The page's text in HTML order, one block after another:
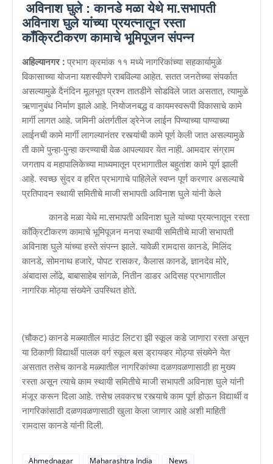
अविनाश घुले : कानडे मळा येथे मा.सभापती
अविनाश घुले यांच्या प्रयत्नातून रस्ता
कॉंक्रिटीकरण कामाचे भूमिपूजन संपन्न
अहिल्यानगर : प्रभाग क्रमांक ११ मध्ये नागरिकांच्या सहकार्यामुळे
विकासाच्या योजना यशस्वीपणे राबविल्या आहेत. सतत जनतेच्या संपर्कात
असल्यामुळे दैनंदिन मूलभूत प्रश्न तातडीने सोडविले जात असतात, त्यामुळे
ऋणानुबंध निर्माण झाले आहे. नियोजनबद्ध व कायमस्वरूपी विकासाचे कामे
मार्गी लागत आहे. जमिनी अंतर्गतील ड्रेनेज लाईन पिण्याच्या पाण्याच्या
लाईनची कामे मार्गी लागल्यानंतर रस्त्यांची कामे पूर्ण केली जात असल्यामुळे
ती कामे पुन्हा-पुन्हा करण्याची वेळ आपल्यावर येत नाही. आमदार संग्राम
जगताप व महापालिकेच्या माध्यमातून प्रभागातील बहुतांश कामे पूर्ण झाली
आहे. स्वच्छ सुंदर व हरित प्रभागाचे पाहिलेले स्वप्न पूर्ण करणार असल्याचे
प्रतिपादन स्थायी समितीचे माजी सभापती अविनाश घुले यांनी केले
कानडे मळा येथे मा.सभापती अविनाश घुले यांच्या प्रयत्नातून रस्ता
कॉंक्रिटीकरण कामाचे भूमिपूजन मनपा स्थायी समितीचे माजी सभापती
अविनाश घुले यांच्या हस्ते संपन्न झाले. यावेळी रामदास कानडे, मिलिंद
कानडे, सोमनाथ हजारे, पोपट रासकर, कैलास कानडे, ज्ञानदेव मोरे,
अंबादास लोंढे, बाबासाहेब सांगळे, नितीन डाडर अदिसह प्रभागातील
नागरिक मोठ्या संख्येने उपस्थित होते.
(चौकट) कानडे मळ्यातील माउंट लिटरा झी स्कूल कडे जाणारा रस्ता असून
या ठिकाणी विद्यार्थी पालक वर्ग स्कूल बस ड्रायव्हर मोठ्या संख्येने येत
असतात तसेच कानडे मळ्यातील नागरिकांच्या दळणवळणासाठी हा मुख्य
रस्ता असून त्याचे काम स्थायी समितीचे माजी सभापती अविनाश घुले यांनी
मंजूर करून दिला आहे. तसेच लवकरच रस्त्याचे काम पूर्ण होऊन विद्यार्थी व
नागरिकांसाठी दळणवळणासाठी खुला केला जाणार आहे अशी माहिती
रामदास कानडे यांनी दिली.
Ahmednagar Maharashtra India News